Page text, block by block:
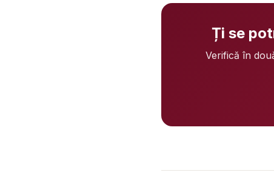
Ți se
Verifică în